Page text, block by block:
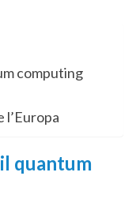
computing
l’Europa
quantum